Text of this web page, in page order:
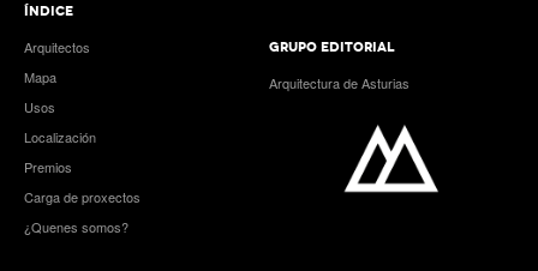
ÍNDICE
Arquitectos
Mapa
Usos
Localización
Premios
Carga de proxectos
¿Quenes somos?
GRUPO EDITORIAL
Arquitectura de Asturias